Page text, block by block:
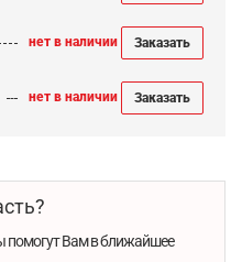
нет в наличии Заказать
нет в наличии Заказать
помогут Вам в ближайшее